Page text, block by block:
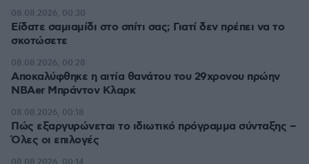
Είδατε σαμιαμίδι στο σπίτι σας; Γιατί δεν πρέπει να το
σκοτώσετε
08.08.2026, 00:30
Αποκαλύφθηκε η αιτία θανάτου του 29χρονου πρώην
NBAer Μπράντον Κλαρκ
08.08.2026, 00:28
Πώς εξαργυρώνεται το ιδιωτικό πρόγραμμα σύνταξης –
Όλες οι επιλογές
08.08.2026, 00:18